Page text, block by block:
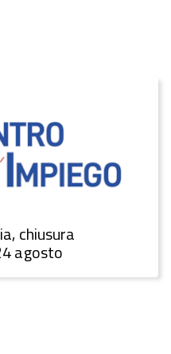
chiusura
agosto